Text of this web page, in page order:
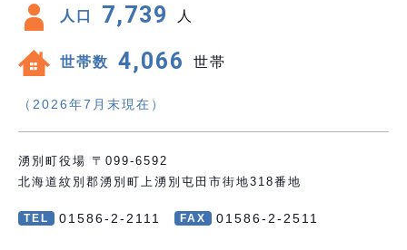
人口 7,739 人
世帯数 4,066 世帯
（2026年7月末現在）
湧別町役場 〒099-6592
北海道紋別郡湧別町上湧別屯田市街地318番地
TEL 01586-2-2111 FAX 01586-2-2511